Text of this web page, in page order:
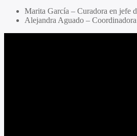
Marita García – Curadora en jefe
Alejandra Aguado –